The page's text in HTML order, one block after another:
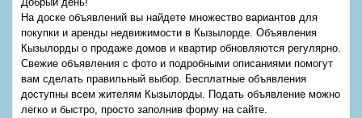
На доске объявлений вы найдете множество вариантов для
покупки и аренды недвижимости в Кызылорде. Объявления
Кызылорды о продаже домов и квартир обновляются регулярно.
Свежие объявления с фото и подробными описаниями помогут
вам сделать правильный выбор. Бесплатные объявления
доступны всем жителям Кызылорды. Подать объявление можно
легко и быстро, просто заполнив форму на сайте.